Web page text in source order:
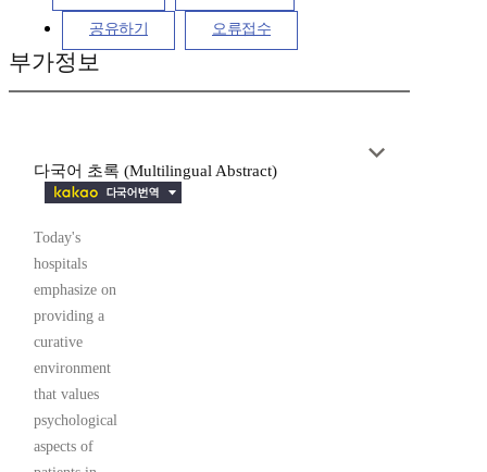
공유하기 오류접수
부가정보
다국어 초록 (Multilingual Abstract)
Today's
hospitals
emphasize on
providing a
curative
environment
that values
psychological
aspects of